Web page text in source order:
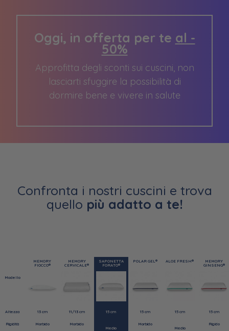
Oggi, in offerta per te al -
50%
Approfitta degli sconti sui cuscini, non
lasciarti sfuggire la possibilità di
dormire bene e vivere in salute
Confronta i nostri cuscini e trova
quello più adatto a te!
MEMORY
FIOCCO®
MEMORY
CERVICALE®
SAPONETTA
FORATO®
POLAR GEL® ALOE FRESH®
MEMORY
GINSENG®
Modello
Altezza 13cm 11/13cm 15 cm 15 cm 15cm 15cm
Rigidità Morbido
Morbido
Medio
Morbido
Medio
Rigido